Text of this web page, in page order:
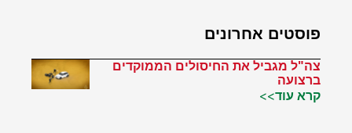
פוסטים אחרונים
צה"ל מגביל את החיסולים הממוקדים
ברצועה
קרא עוד>>